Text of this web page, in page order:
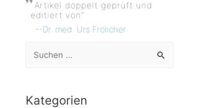
Artikel doppelt geprüft und
editiert von”
--Dr. med. Urs Frölicher
h
Kategorien